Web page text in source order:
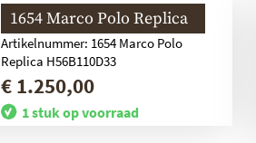
1654 Marco Polo Replica
Artikelnummer: 1654 Marco Polo
Replica H56B110D33
€ 1.250,00
1 stuk op voorraad